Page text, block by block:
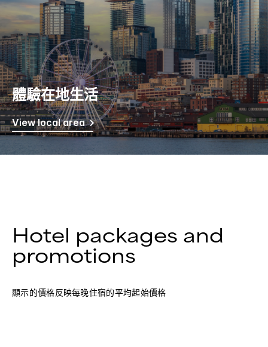
體驗在地生活
View local area
Hotel packages and
promotions
顯示的價格反映每晚住宿的平均起始價格